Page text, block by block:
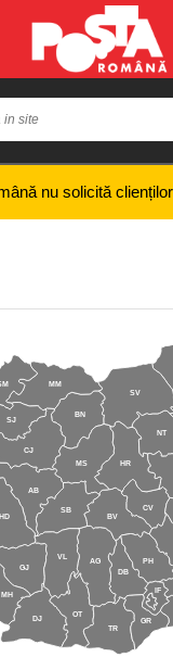
clienților să
DJ
GJ
MH
OT
TR
DB
GR
AB
BN
CJ
HD
MM
MS
SJ
AG
SB
VL
BV
CV
HR
NT
PH
SV
IF